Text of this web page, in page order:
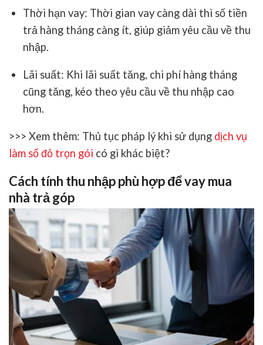
Thời hạn vay: Thời gian vay càng dài thì số tiền
trả hàng tháng càng ít, giúp giảm yêu cầu về thu
nhập.
Lãi suất: Khi lãi suất tăng, chi phí hàng tháng
cũng tăng, kéo theo yêu cầu về thu nhập cao
hơn.
>>> Xem thêm: Thủ tục pháp lý khi sử dụng dịch vụ
làm sổ đỏ trọn gói có gì khác biệt?
Cách tính thu nhập phù hợp để vay mua
nhà trả góp